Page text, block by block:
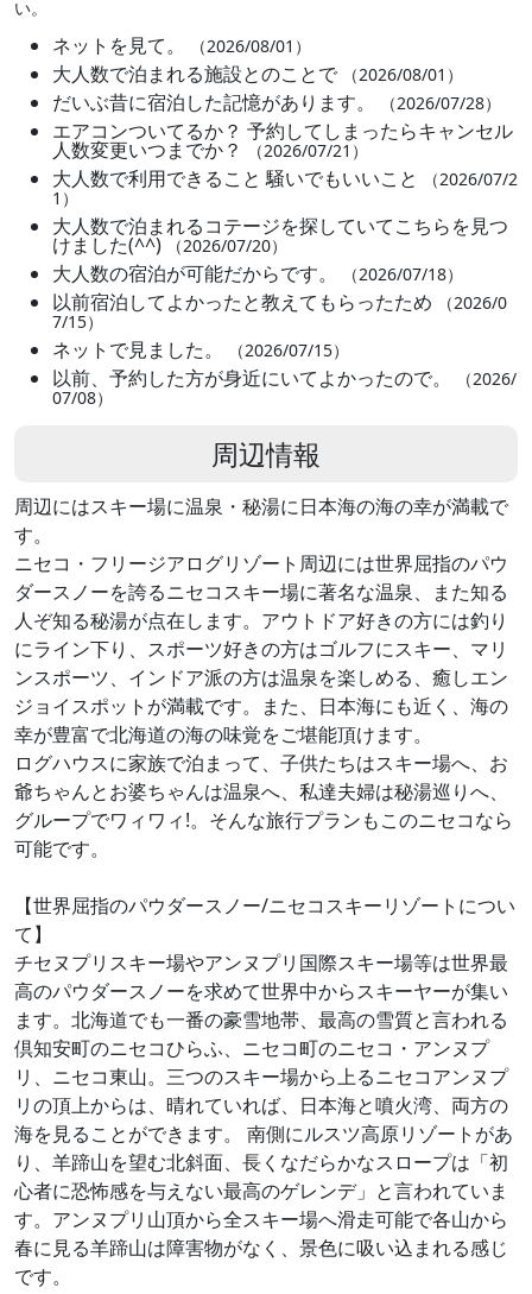
い。
ネットを見て。 （2026/08/01）
大人数で泊まれる施設とのことで （2026/08/01）
だいぶ昔に宿泊した記憶があります。 （2026/07/28）
エアコンついてるか？ 予約してしまったらキャンセル
人数変更いつまでか？ （2026/07/21）
大人数で利用できること 騒いでもいいこと
（2026/07/2
1）
大人数で泊まれるコテージを探していてこちらを見つ
けました(^^) （2026/07/20）
大人数の宿泊が可能だからです。 （2026/07/18）
以前宿泊してよかったと教えてもらったため
（2026/0
7/15）
ネットで見ました。 （2026/07/15）
以前、予約した方が身近にいてよかったので。
（2026/
07/08）
周辺情報
周辺にはスキー場に温泉・秘湯に日本海の海の幸が満載で
す。
ニセコ・フリージアログリゾート周辺には世界屈指のパウ
ダースノーを誇るニセコスキー場に著名な温泉、また知る
人ぞ知る秘湯が点在します。アウトドア好きの方には釣り
にライン下り、スポーツ好きの方はゴルフにスキー、マリ
ンスポーツ、インドア派の方は温泉を楽しめる、癒しエン
ジョイスポットが満載です。また、日本海にも近く、海の
幸が豊富で北海道の海の味覚をご堪能頂けます。
ログハウスに家族で泊まって、子供たちはスキー場へ、お
爺ちゃんとお婆ちゃんは温泉へ、私達夫婦は秘湯巡りへ、
グループでワィワィ!。そんな旅行プランもこのニセコなら
可能です。
【世界屈指のパウダースノー/ニセコスキーリゾートについ
て】
チセヌプリスキー場やアンヌプリ国際スキー場等は世界最
高のパウダースノーを求めて世界中からスキーヤーが集い
ます。北海道でも一番の豪雪地帯、最高の雪質と言われる
倶知安町のニセコひらふ、ニセコ町のニセコ・アンヌプ
リ、ニセコ東山。三つのスキー場から上るニセコアンヌプ
リの頂上からは、晴れていれば、日本海と噴火湾、両方の
海を見ることができます。 南側にルスツ高原リゾートがあ
り、羊蹄山を望む北斜面、長くなだらかなスロープは「初
心者に恐怖感を与えない最高のゲレンデ」と言われていま
す。アンヌプリ山頂から全スキー場へ滑走可能で各山から
春に見る羊蹄山は障害物がなく、景色に吸い込まれる感じ
です。